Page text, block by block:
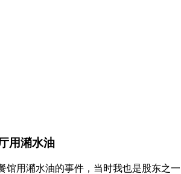
用潲水油
馆用潲水油的事件，当时我也是股东之